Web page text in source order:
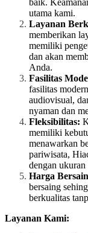
baik.
utama kami.
Layanan
memberikan
memiliki
dan akan
Anda.
Fasilitas
fasilitas
audiovisual,
nyaman dan
Fleksibilitas:
memiliki
menawarkan
pariwisata,
dengan
Harga
bersaing
berkualitas
Layanan Kami: